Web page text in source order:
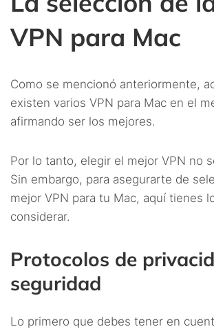
VPN para Mac
Como se mencionó anteriormente,
existen varios VPN para Mac en el
afirmando ser los mejores.
Por lo tanto, elegir el mejor VPN no
Sin embargo, para asegurarte de
mejor VPN para tu Mac, aquí tienes
considerar.
Protocolos de
seguridad
Lo primero que debes tener en